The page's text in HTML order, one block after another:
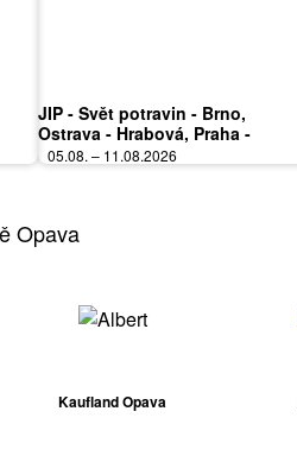
JIP - Svět potravin - Brno,
Ostrava - Hrabová, Praha -
Bořanovice, Jilemnice, Karlovy
Vary, Olomouc, Pardubice, Zlín,
05.08. – 11.08.2026
Opava
Kaufland Opava